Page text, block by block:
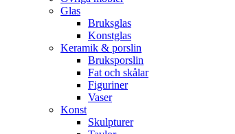
Glas
Bruksglas
Konstglas
Keramik & porslin
Bruksporslin
Fat och skålar
Figuriner
Vaser
Konst
Skulpturer